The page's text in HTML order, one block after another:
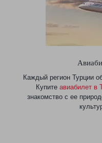
Каждый регион Турции
Купите авиабилет в
знакомство с ее